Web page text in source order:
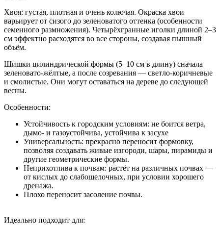
Хвоя: густая, плотная и очень колючая. Окраска хвои
варьирует от сизого до зеленоватого оттенка (особенности
семенного размножения). Четырёхгранные иголки длиной 2–3
см эффектно расходятся во все стороны, создавая пышный
объём.
Шишки цилиндрической формы (5–10 см в длину) сначала
зеленовато-жёлтые, а после созревания — светло-коричневые
и смолистые. Они могут оставаться на дереве до следующей
весны.
Особенности:
Устойчивость к городским условиям: не боится ветра,
дымо- и газоустойчива, устойчива к засухе
Универсальность: прекрасно переносит формовку,
позволяя создавать живые изгороди, шары, пирамиды и
другие геометрические формы.
Неприхотлива к почвам: растёт на различных почвах —
от кислых до слабощелочных, при условии хорошего
дренажа.
Плохо переносит засоление почвы.
Идеально подходит для: